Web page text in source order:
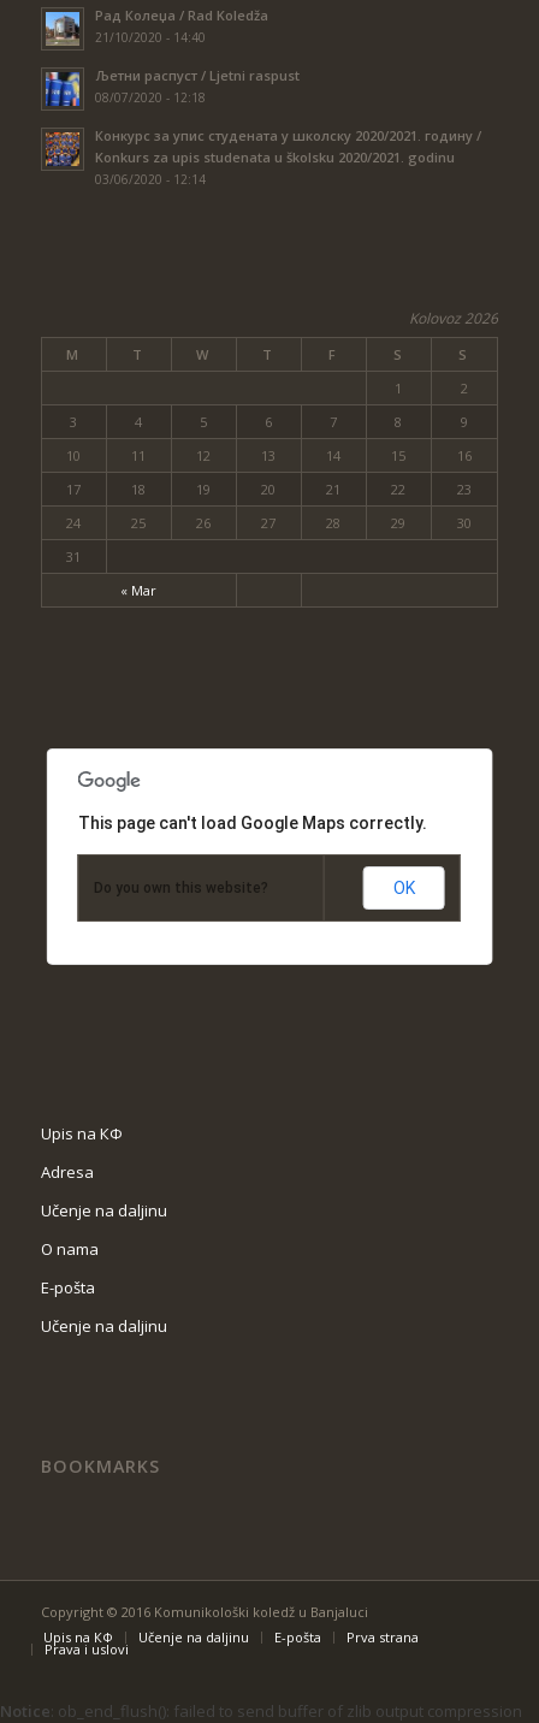
Рад Колеџа / Rad Koledža
21/10/2020 - 14:40
Љетни распуст / Ljetni raspust
08/07/2020 - 12:18
Конкурс за упис студената у школску 2020/2021. годину /
Konkurs za upis studenata u školsku 2020/2021. godinu
03/06/2020 - 12:14
Kolovoz 2026
M T W T F S S
« Mar
1
2
3
4 5 6 7 8
9
10
11 12 13 14 15
16
17
18 19 20 21 22
23
24
25 26 27 28 29
30
31
This page can't load Google Maps correctly.
Do you own this website? OK
Upis na КФ
Adresa
Učenje na daljinu
O nama
Е-pošta
Učenje na daljinu
BOOKMARKS
Copyright © 2016 Komunikološki koledž u Banjaluci
Upis na КФ
Učenje na daljinu Е-pošta Prva strana
Prava i uslovi
Notice: ob_end_flush(): failed to send buffer of zlib output compression